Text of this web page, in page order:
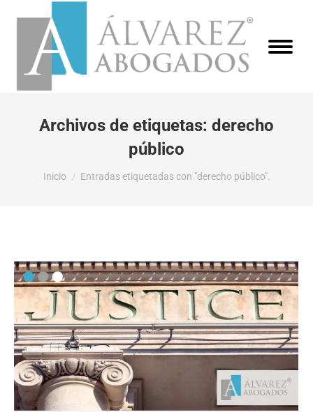
Archivos de etiquetas: derecho
público
Estás aquí:
Inicio Entradas etiquetadas con "derecho público".